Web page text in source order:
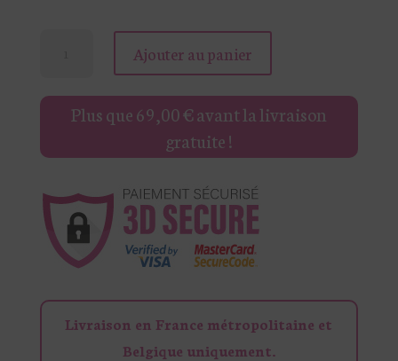
JEAN
CULOTTE
BLANC
HAUTE
STEPHEN
Ajouter au panier
Plus que69,00€avant la livraison
gratuite !
Livraison en France métropolitaine et
Belgique uniquement.